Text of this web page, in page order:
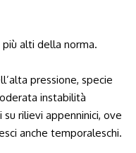
alti della norma.
pressione, specie
instabilità
rilievi appenninici, ove
anche temporaleschi.